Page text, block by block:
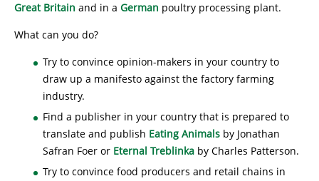
Great Britain and in a German poultry processing plant.
What can you do?
Try to convince opinion-makers in your country to
draw up a manifesto against the factory farming
industry.
Find a publisher in your country that is prepared to
translate and publish Eating Animals by Jonathan
Safran Foer or Eternal Treblinka by Charles Patterson.
Try to convince food producers and retail chains in